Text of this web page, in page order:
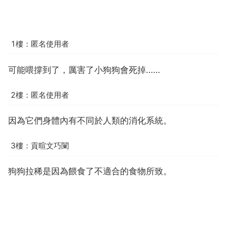
1樓：匿名使用者
可能喂撐到了，厲害了小狗狗會死掉……
2樓：匿名使用者
因為它們身體內有不同於人類的消化系統。
3樓：貢暄文巧闌
狗狗拉稀是因為餵食了不適合的食物所致。